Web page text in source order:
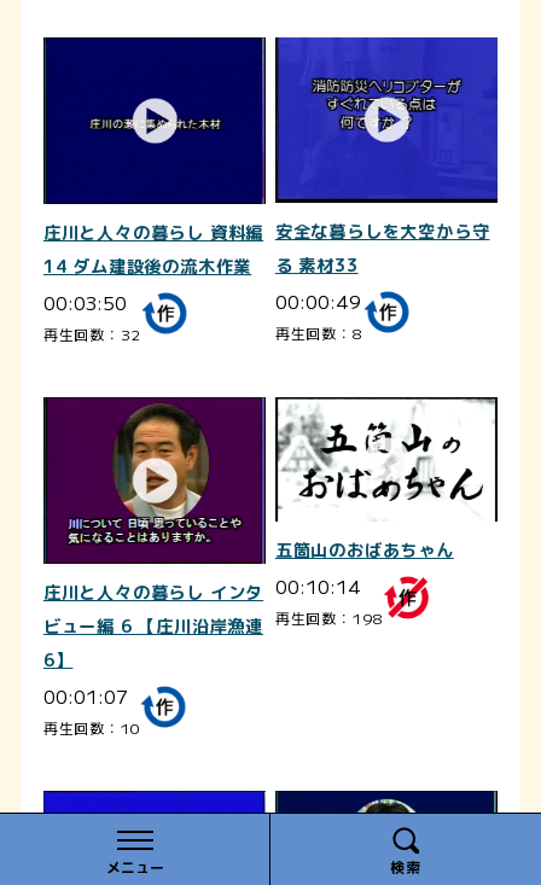
メニュー 検索
庄川と人々の暮らし 資料編
14 ダム建設後の流木作業
00:03:50
再生回数：32
安全な暮らしを大空から守
る 素材33
00:00:49
再生回数：8
庄川と人々の暮らし インタ
ビュー編 6 【庄川沿岸漁連
6】
00:01:07
再生回数：10
五箇山のおばあちゃん
00:10:14
再生回数：198